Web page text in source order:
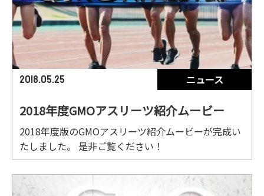
2018.05.25 ニュース
2018年度GMOアスリーツ紹介ムービー
2018年度版のGMOアスリーツ紹介ムービーが完成い
たしました。 是非ご覧ください！